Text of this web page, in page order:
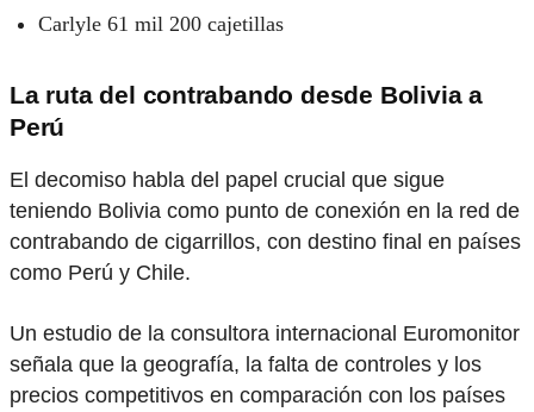
Carlyle 61 mil 200 cajetillas
La ruta del contrabando desde Bolivia a
Perú
El decomiso habla del papel crucial que sigue
teniendo Bolivia como punto de conexión en la red de
contrabando de cigarrillos, con destino final en países
como Perú y Chile.
Un estudio de la consultora internacional Euromonitor
señala que la geografía, la falta de controles y los
precios competitivos en comparación con los países